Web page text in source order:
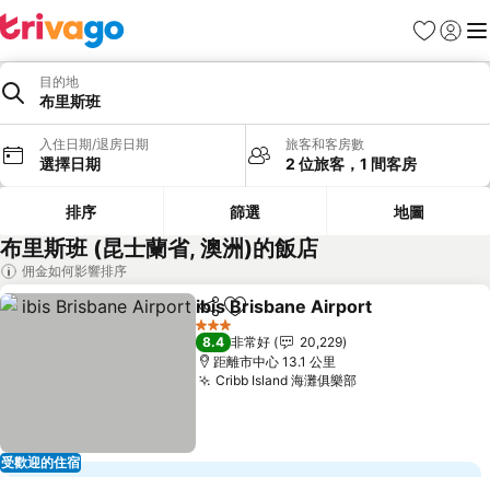
我的最愛
登入 選
目的地
布里斯班
入住日期/退房日期
選擇日期
旅客和客房數
2 位旅客，1 間客房
排序 篩選 地圖
布里斯班 (昆士蘭省, 澳洲)的飯店
佣金如何影響排序
受歡迎的住宿
分享 加入我的最愛
ibis Brisbane Airport
3 星級
8.4 非常好
20,229
距離市中心 13.1 公里
Cribb Island 海灘俱樂部